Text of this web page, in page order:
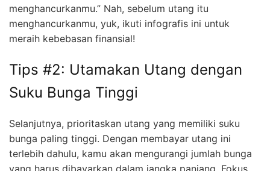
menghancurkanmu.” Nah, sebelum utang itu
menghancurkanmu, yuk, ikuti infografis ini untuk
meraih kebebasan finansial!
Tips #2: Utamakan Utang dengan
Suku Bunga Tinggi
Selanjutnya, prioritaskan utang yang memiliki suku
bunga paling tinggi. Dengan membayar utang ini
terlebih dahulu, kamu akan mengurangi jumlah bunga
yang harus dibayarkan dalam jangka panjang. Fokus